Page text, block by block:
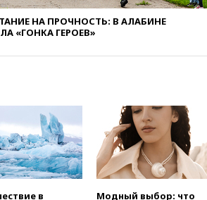
гражданства
вчера, 20:12
беспилотник, скорее всего,
нефтяной компании ADNOC в
Ормузе
вчера, 18:56«Газпром»: объем
газа в европейских подземных
хранилищах достиг
НА ПРОЧНОСТЬ: В АЛАБИНЕ
«ГОНКА ГЕРОЕВ»
в
Модный выбор: что